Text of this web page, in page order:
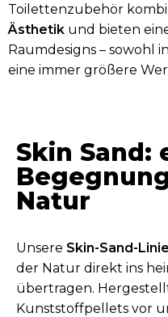
Toilettenzubehör
Ästhetik und bieten
Raumdesigns – sowohl
eine immer größere
Skin Sand:
Natur
Unsere Skin-Sand-Linie
der Natur direkt ins
übertragen.
Kunststoffpellets vor